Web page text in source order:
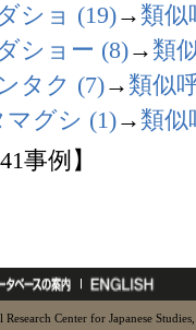
ショ (19)→ 類似
ショー (8)→ 類
タク (7)→ 類似
マグシ (1)→ 類似
事例】
Center for Japanese